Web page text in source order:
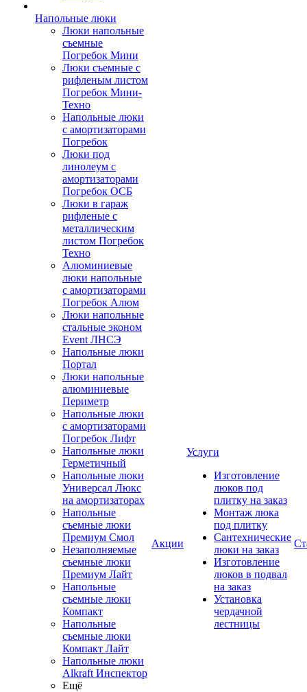
Напольные люки
Люки напольные
съемные
Погребок Мини
Люки съемные с
рифленым листом
Погребок Мини-
Техно
Напольные люки
с амортизаторами
Погребок
Люки под
линолеум с
амортизаторами
Погребок ОСБ
Люки в гараж
рифленые с
металлическим
листом Погребок
Техно
Алюминиевые
люки напольные
с амортизаторами
Погребок Алюм
Люки напольные
стальные эконом
Event ЛНСЭ
Напольные люки
Портал
Люки напольные
алюминиевые
Периметр
Напольные люки
с амортизаторами
Погребок Лифт
Напольные люки
Герметичный
Напольные люки
Универсал Люкс
на амортизаторах
Напольные
съемные люки
Премиум Смол
Незаполняемые
съемные люки
Премиум Лайт
Напольные
съемные люки
Компакт
Напольные
съемные люки
Компакт Лайт
Напольные люки
Alkraft Инспектор
Ещё
Акции
Услуги
Изготовление
люков под
плитку на заказ
Монтаж люка
под плитку
Сантехнические
люки на заказ
Изготовление
люков в подвал
на заказ
Установка
чердачной
лестницы